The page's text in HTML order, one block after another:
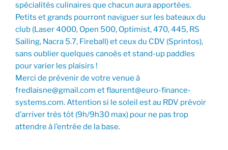
spécialités culinaires que chacun aura apportées.
Petits et grands pourront naviguer sur les bateaux du
club (Laser 4000, Open 500, Optimist, 470, 445, RS
Sailing, Nacra 5.7, Fireball) et ceux du CDV (Sprintos),
sans oublier quelques canoës et stand-up paddles
pour varier les plaisirs !
Merci de prévenir de votre venue à
fredlaisne@gmail.com et flaurent@euro-finance-
systems.com. Attention si le soleil est au RDV prévoir
d’arriver très tôt (9h/9h30 max) pour ne pas trop
attendre à l’entrée de la base.